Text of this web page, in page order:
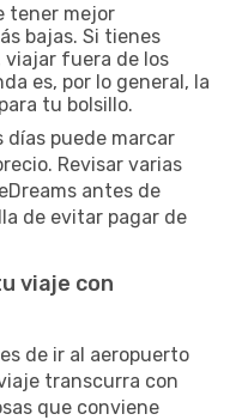
tener mejor
bajas. Si tienes
fuera de los
es, por lo general, la
tu bolsillo.
días puede marcar
Revisar varias
antes de
de evitar pagar de
viaje con
de ir al aeropuerto
transcurra con
que conviene